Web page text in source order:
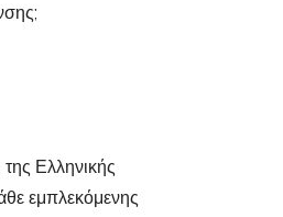
Ελληνικής
εμπλεκόμενης